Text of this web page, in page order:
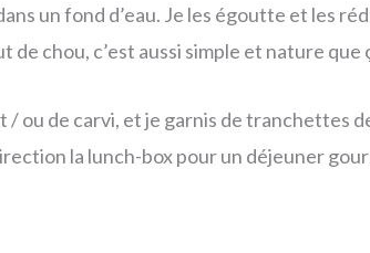
un fond d’eau. Je les égoutte et les
chou, c’est aussi simple et nature que
ou de carvi, et je garnis de tranchettes
la lunch-box pour un déjeuner